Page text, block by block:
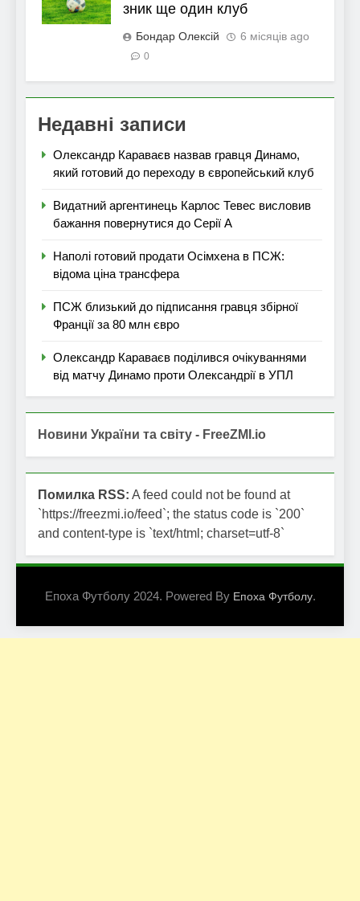
зник ще один клуб
Бондар Олексій 6 місяців ago
0
Недавні записи
Олександр Караваєв назвав гравця Динамо,
який готовий до переходу в європейський клуб
Видатний аргентинець Карлос Тевес висловив
бажання повернутися до Серії А
Наполі готовий продати Осімхена в ПСЖ:
відома ціна трансфера
ПСЖ близький до підписання гравця збірної
Франції за 80 млн євро
Олександр Караваєв поділився очікуваннями
від матчу Динамо проти Олександрії в УПЛ
Новини України та світу - FreeZMI.io
Помилка RSS: A feed could not be found at
`https://freezmi.io/feed`; the status code is `200`
and content-type is `text/html; charset=utf-8`
Епоха Футболу 2024. Powered By Епоха Футболу.